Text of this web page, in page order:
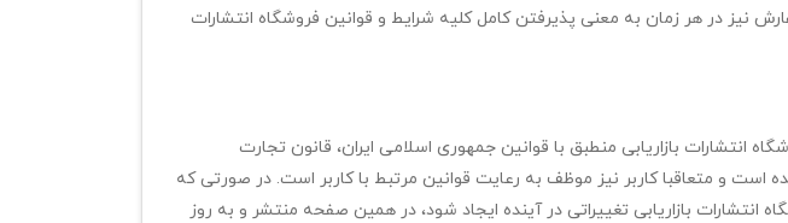
نیز در هر زمان به معنی پذیرفتن کامل کلیه شرایط و قوانین فروشگاه انتشارات
انتشارات بازاریابی منطبق با قوانین جمهوری اسلامی ایران، قانون تجارت
است و متعاقبا کاربر نیز موظف به رعایت قوانین مرتبط با کاربر است. در صورتی که
بازاریابی تغییراتی در آینده ایجاد شود، در همین صفحه منتشر و به روز